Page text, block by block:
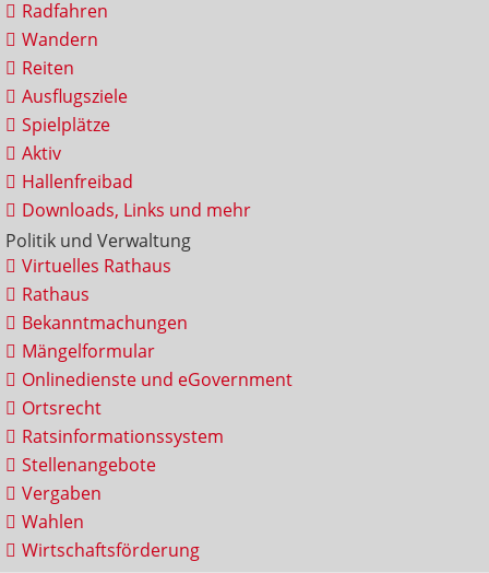
Radfahren
Wandern
Reiten
Ausflugsziele
Spielplätze
Aktiv
Hallenfreibad
Downloads, Links und mehr
Politik und Verwaltung
Virtuelles Rathaus
Rathaus
Bekanntmachungen
Mängelformular
Onlinedienste und eGovernment
Ortsrecht
Ratsinformationssystem
Stellenangebote
Vergaben
Wahlen
Wirtschaftsförderung